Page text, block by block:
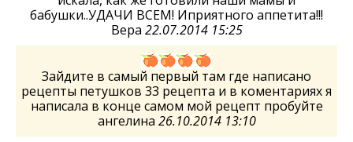
бабушки..УДАЧИ ВСЕМ! Иприятного аппетита!!!
Вера 22.07.2014 15:25
Зайдите в самый первый там где написано
рецепты петушков 33 рецепта и в коментариях я
написала в конце самом мой рецепт пробуйте
ангелина 26.10.2014 13:10